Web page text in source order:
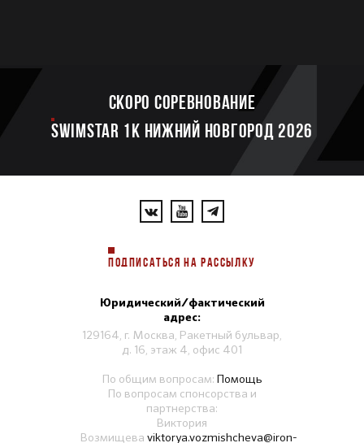
Скоро соревнование
SWIMSTAR 1K НИЖНИЙ НОВГОРОД 2026
ПОДПИСАТЬСЯ НА РАССЫЛКУ
Юридический/фактический
адрес:
129164, г. Москва, Ракетный бульвар,
д. 16, этаж 4, офис 401
По общим вопросам: Помощь
По вопросам спонсорства и
партнерства:
Виктория
Возмищева viktorya.vozmishcheva@iron-